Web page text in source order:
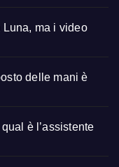
Luna, ma i video
delle mani è
è l’assistente